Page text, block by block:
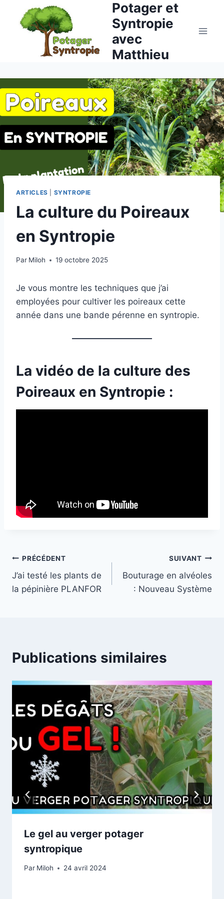
contenu
Potager et
Syntropie
avec
Matthieu
ARTICLES SYNTROPIE
La culture du Poireaux
en Syntropie
Par Miloh 19 octobre 2025
Je vous montre les techniques que j’ai
employées pour cultiver les poireaux cette
année dans une bande pérenne en syntropie.
La vidéo de la culture des
Poireaux en Syntropie :
Navigation
de
PRÉCÉDENT
J’ai testé les plants de
la pépinière PLANFOR
SUIVANT
Bouturage en alvéoles
: Nouveau Système
Publications similaires
Le gel au verger potager
syntropique
Par Miloh 24 avril 2024